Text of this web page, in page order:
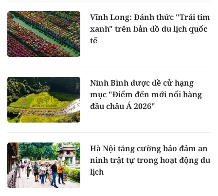
Vĩnh Long: Đánh thức "Trái tim
xanh" trên bản đồ du lịch quốc
tế
Ninh Bình được đề cử hạng
mục "Điểm đến mới nổi hàng
đầu châu Á 2026"
Hà Nội tăng cường bảo đảm an
ninh trật tự trong hoạt động du
lịch